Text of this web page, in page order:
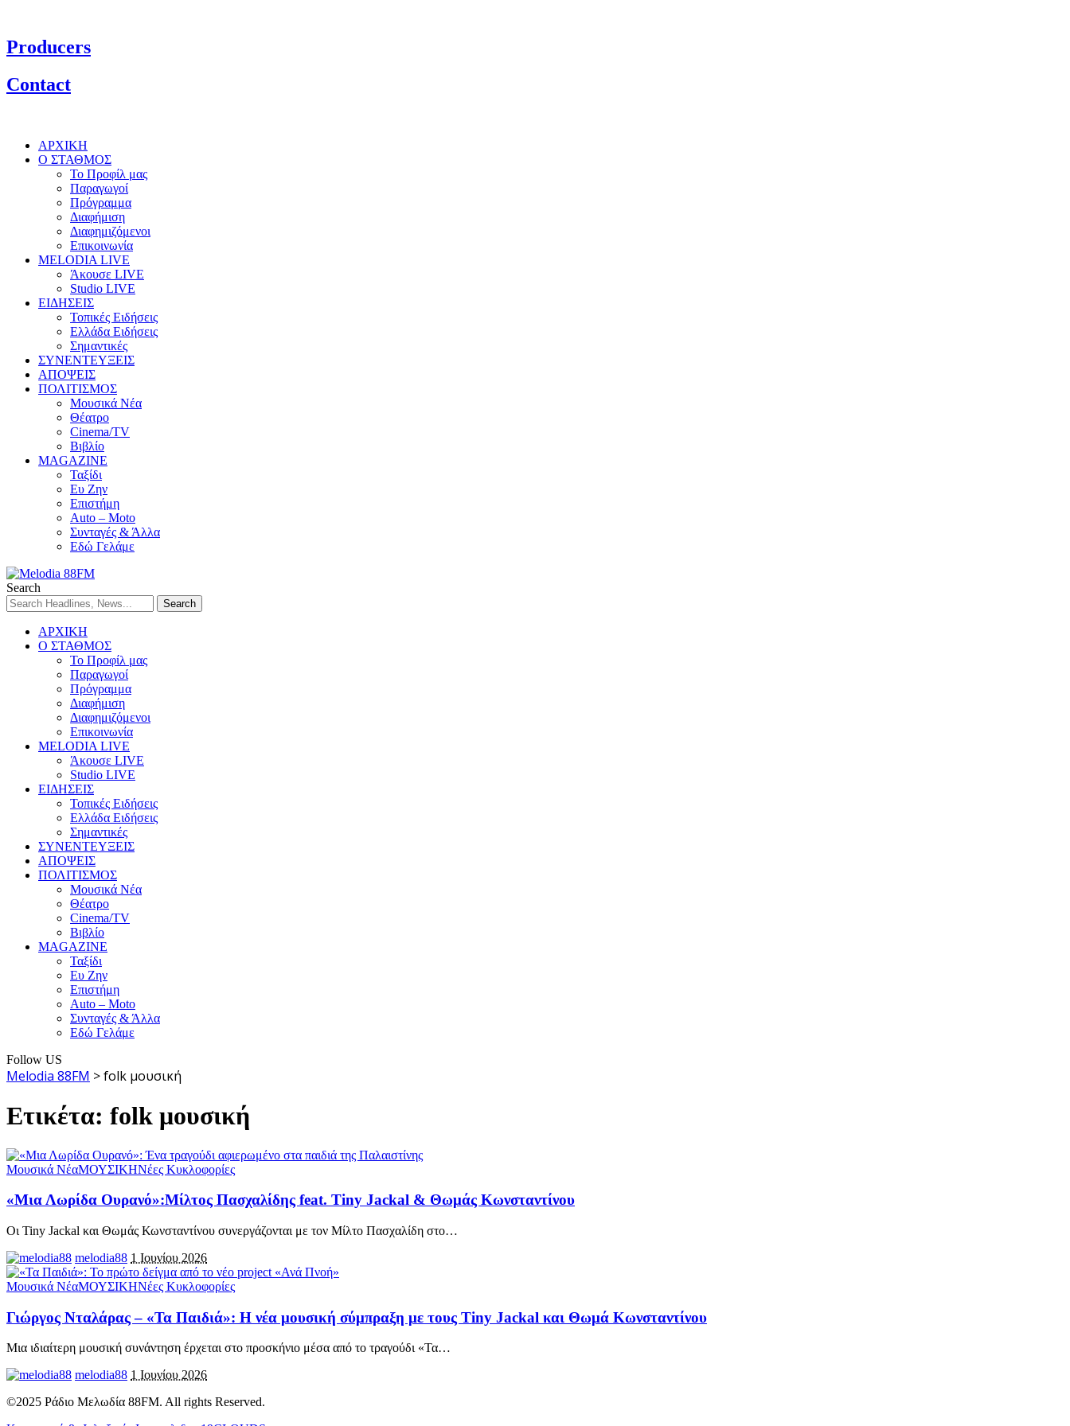
Producers
Contact
ΑΡΧΙΚΗ
Ο ΣΤΑΘΜΟΣ
Το Προφίλ μας
Παραγωγοί
Πρόγραμμα
Διαφήμιση
Διαφημιζόμενοι
Επικοινωνία
MELODIA LIVE
Άκουσε LIVE
Studio LIVE
ΕΙΔΗΣΕΙΣ
Τοπικές Ειδήσεις
Ελλάδα Ειδήσεις
Σημαντικές
ΣΥΝΕΝΤΕΥΞΕΙΣ
ΑΠΟΨΕΙΣ
ΠΟΛΙΤΙΣΜΟΣ
Μουσικά Νέα
Θέατρο
Cinema/TV
Βιβλίο
MAGAZINE
Ταξίδι
Ευ Ζην
Επιστήμη
Auto – Moto
Συνταγές & Άλλα
Εδώ Γελάμε
Search
ΑΡΧΙΚΗ
Ο ΣΤΑΘΜΟΣ
Το Προφίλ μας
Παραγωγοί
Πρόγραμμα
Διαφήμιση
Διαφημιζόμενοι
Επικοινωνία
MELODIA LIVE
Άκουσε LIVE
Studio LIVE
ΕΙΔΗΣΕΙΣ
Τοπικές Ειδήσεις
Ελλάδα Ειδήσεις
Σημαντικές
ΣΥΝΕΝΤΕΥΞΕΙΣ
ΑΠΟΨΕΙΣ
ΠΟΛΙΤΙΣΜΟΣ
Μουσικά Νέα
Θέατρο
Cinema/TV
Βιβλίο
MAGAZINE
Ταξίδι
Ευ Ζην
Επιστήμη
Auto – Moto
Συνταγές & Άλλα
Εδώ Γελάμε
Follow US
Melodia 88FM >folk μουσική
Ετικέτα: folk μουσική
Μουσικά ΝέαΜΟΥΣΙΚΗΝέες Κυκλοφορίες
«Μια Λωρίδα Ουρανό»:Μίλτος Πασχαλίδης feat. Tiny Jackal & Θωμάς Κωνσταντίνου
Οι Tiny Jackal και Θωμάς Κωνσταντίνου συνεργάζονται με τον Μίλτο Πασχαλίδη στο…
melodia88 1 Ιουνίου 2026
Μουσικά ΝέαΜΟΥΣΙΚΗΝέες Κυκλοφορίες
Γιώργος Νταλάρας – «Τα Παιδιά»: Η νέα μουσική σύμπραξη με τους Tiny Jackal και Θωμά Κωνσταντίνου
Μια ιδιαίτερη μουσική συνάντηση έρχεται στο προσκήνιο μέσα από το τραγούδι «Τα…
melodia88 1 Ιουνίου 2026
©2025 Ράδιο Μελωδία 88FM. All rights Reserved.